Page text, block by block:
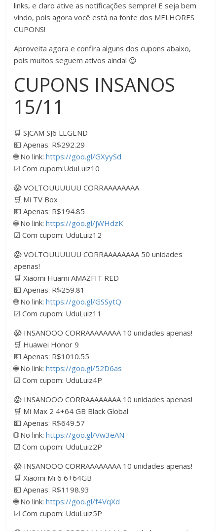
links, e claro ative as notificações sempre! E seja bem
vindo, pois agora você está na fonte dos MELHORES
CUPONS!
Aproveita agora e confira alguns dos cupons abaixo,
pois muitos seguem ativos ainda! 😉
CUPONS INSANOS
15/11
🛒 SJCAM SJ6 LEGEND
💵 Apenas: R$292.29
🌐 No link:https://goo.gl/GXyySd
☑ Com cupom:UduLuiz10
😱 VOLTOUUUUUU CORRAAAAAAAA
🛒 Mi TV Box
💵 Apenas: R$194.85
🌐 No link:https://goo.gl/jWHdzK
☑ Com cupom: UduLuiz12
😱 VOLTOUUUUUU CORRAAAAAAAA 50 unidades
apenas!
🛒 Xiaomi Huami AMAZFIT RED
💵 Apenas: R$259.81
🌐 No link:https://goo.gl/GSSytQ
☑ Com cupom: UduLuiz11
😱 INSANOOO CORRAAAAAAAA 10 unidades apenas!
🛒 Huawei Honor 9
💵 Apenas: R$1010.55
🌐 No link:https://goo.gl/52D6as
☑ Com cupom: UduLuiz4P
😱 INSANOOO CORRAAAAAAAA 10 unidades apenas!
🛒 Mi Max 2 4+64 GB Black Global
💵 Apenas: R$649.57
🌐 No link:https://goo.gl/Vw3eAN
☑ Com cupom: UduLuiz2P
😱 INSANOOO CORRAAAAAAAA 10 unidades apenas!
🛒 Xiaomi Mi 6 6+64GB
💵 Apenas: R$1198.93
🌐 No link:https://goo.gl/f4VqXd
☑ Com cupom: UduLuiz5P